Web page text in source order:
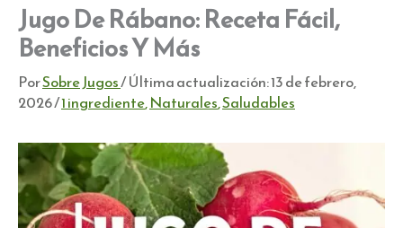
Jugo De Rábano: Receta Fácil,
Beneficios Y Más
PorSobre Jugos/ Última actualización:13 de febrero,
2026/1 ingrediente,Naturales,Saludables